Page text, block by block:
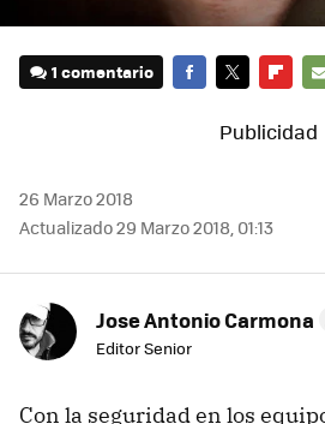
1 comentario
26 Marzo 2018
Actualizado 29 Marzo 2018, 01:13
Jose Antonio Carmona
Editor Senior
Con la seguridad en los